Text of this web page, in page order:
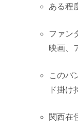
ある程
ファン
映画、
このバ
ド掛け
関西在